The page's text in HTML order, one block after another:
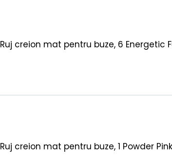
Ruj creion mat pentru buze, 6 Energetic
Ruj creion mat pentru buze, 1 Powder Pink